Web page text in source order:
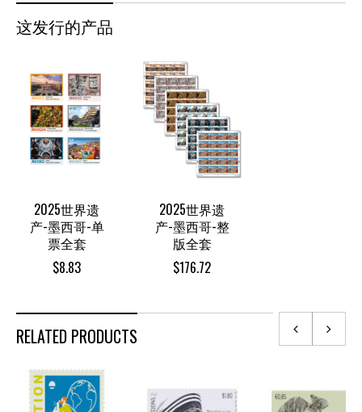
这发行的产品
2025世界遗
产-墨西哥-单
票全套
$8.83
2025世界遗
产-墨西哥-整
版全套
$176.72
RELATED PRODUCTS